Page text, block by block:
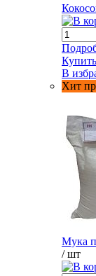
В
Хит
Мука
/ шт